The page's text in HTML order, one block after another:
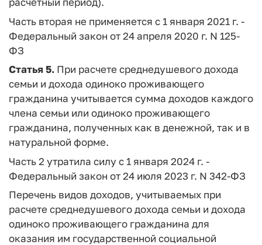
Часть вторая не применяется с 1 января 2021 г. -
Федеральный закон от 24 апреля 2020 г. N 125-
ФЗ
Статья 5. При расчете среднедушевого дохода
семьи и дохода одиноко проживающего
гражданина учитывается сумма доходов каждого
члена семьи или одиноко проживающего
гражданина, полученных как в денежной, так и в
натуральной форме.
Часть 2 утратила силу с 1 января 2024 г. -
Федеральный закон от 24 июля 2023 г. N 342-ФЗ
Перечень видов доходов, учитываемых при
расчете среднедушевого дохода семьи и дохода
одиноко проживающего гражданина для
оказания им государственной социальной